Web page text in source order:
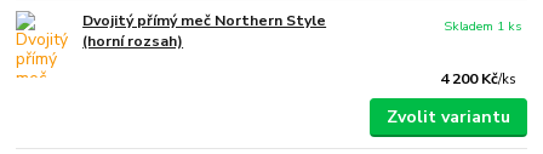
Dvojitý přímý meč Northern Style
(horní rozsah)
4 200 Kč/ks
Skladem 1 ks
Zvolit variantu